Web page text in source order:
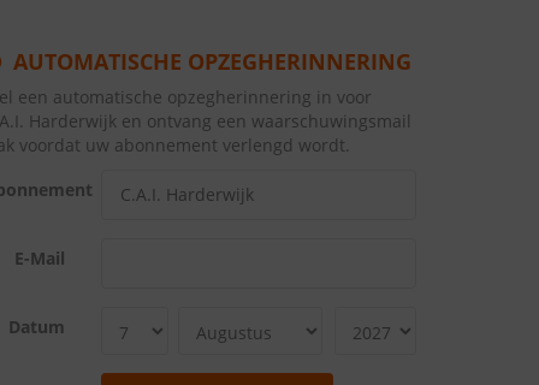
AUTOMATISCHE OPZEGHERINNERING
een automatische opzegherinnering in voor
Harderwijk en ontvang een waarschuwingsmail
voordat uw abonnement verlengd wordt.
E-Mail
Datum